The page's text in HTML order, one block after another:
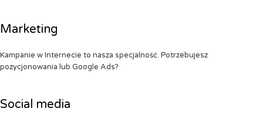
Marketing
Kampanie w Internecie to nasza specjalność. Potrzebujesz
pozycjonowania lub Google Ads?
Social media